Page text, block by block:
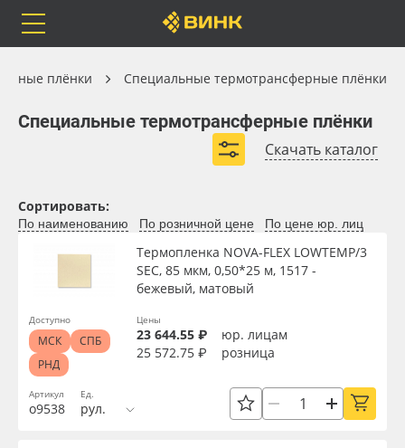
Orafol
Доставка
Оплата
Сервис
Рулонные материалы
Самоклеящиеся плёнки
Листовые материалы
Чернила
Клей, скотчи и крепёж
плёнки Специальные термотрансферные плёнки
Специальные термотрансферные плёнки
Скачать каталог
Термотрансферные плёнки
Специальные термотрансферные плёнки
Низкотемпературные термотрансферные плёнки
Тип
Ширина, м
Сортировать:
По наименованию По розничной цене По цене юр. лиц
Артикул
о9538
Термопленка NOVA-FLEX LOWTEMP/3
SEC, 85 мкм, 0,50*25 м, 1517 -
бежевый, матовый
Ед.
рул.
Цены
23 644.55 ₽
юр. лицам
25 572.75 ₽
розница
Доступно
МСК
СПБ
РНД